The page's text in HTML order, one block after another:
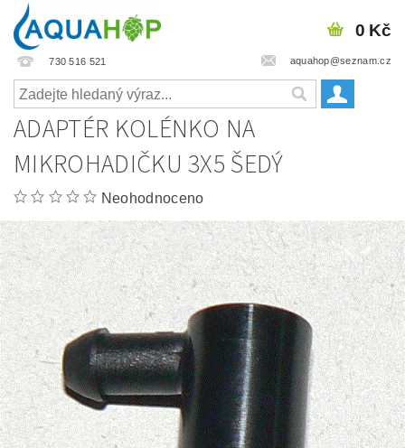
730 516 521 aquahop@seznam.cz
0 Kč
ADAPTÉR KOLÉNKO NA
MIKROHADIČKU 3X5 ŠEDÝ
Neohodnoceno